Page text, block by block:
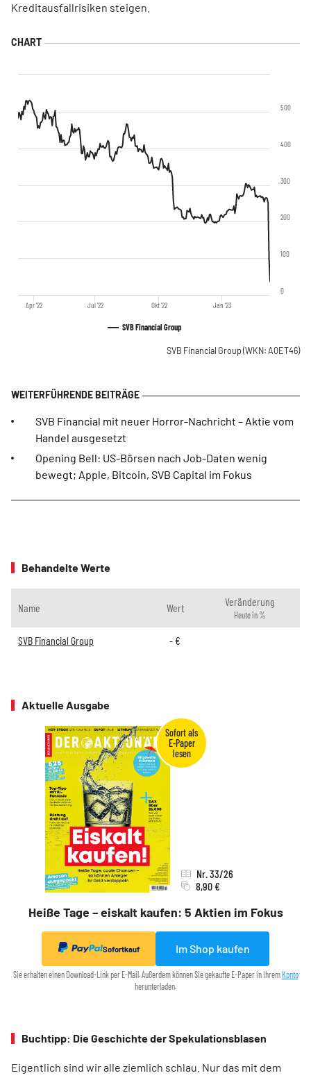
Kreditausfallrisiken steigen.
SVB Financial Group
Jul '22 Jan '23
Apr '22 Okt '22
0
100
200
300
400
500
SVB Financial Group (WKN: A0ET46)
SVB Financial mit neuer Horror-Nachricht – Aktie vom
Handel ausgesetzt
Opening Bell: US-Börsen nach Job-Daten wenig
bewegt; Apple, Bitcoin, SVB Capital im Fokus
Behandelte Werte
Name Wert Veränderung
Heute in %
SVB Financial Group - €
Aktuelle Ausgabe
Heiße Tage – eiskalt kaufen: 5 Aktien im Fokus
Nr. 33/26
8,90 €
Sofortkauf Im Shop kaufen
Sie erhalten einen Download-Link per E-Mail. Außerdem können Sie gekaufte E-Paper in Ihrem Konto
herunterladen.
Buchtipp: Die Geschichte der Spekulationsblasen
Eigentlich sind wir alle ziemlich schlau. Nur das mit dem